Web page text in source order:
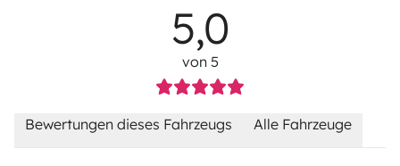
5,0
von 5
Bewertungen dieses Fahrzeugs Alle Fahrzeuge